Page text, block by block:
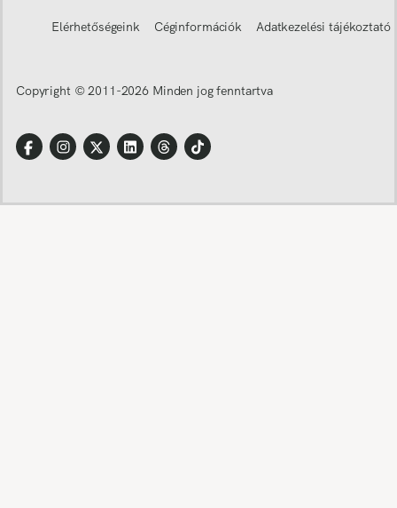
Elérhetőségeink Céginformációk Adatkezelési tájékoztató
Copyright © 2011-2026 Minden jog fenntartva